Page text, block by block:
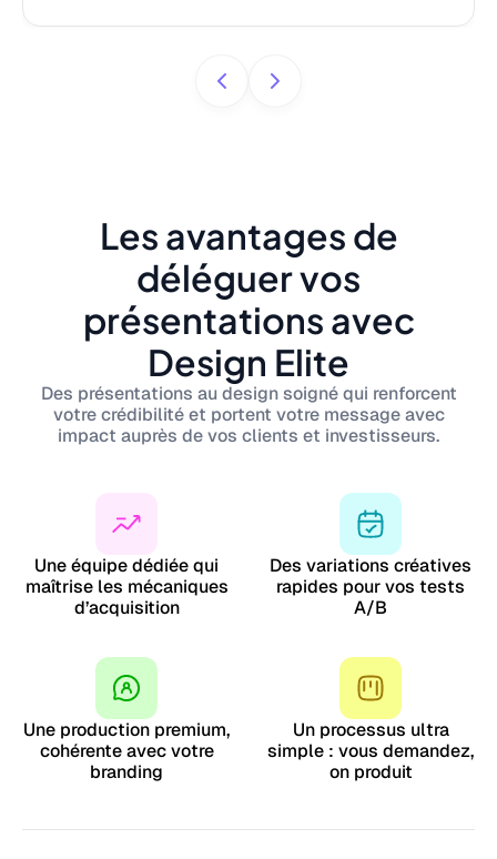
Les avantages de
déléguer vos
présentations avec
Design Elite
Des présentations au design soigné qui renforcent
votre crédibilité et portent votre message avec
impact auprès de vos clients et investisseurs.
Une équipe dédiée qui
maîtrise les mécaniques
d’acquisition
Des variations créatives
rapides pour vos tests
A/B
Une production premium,
cohérente avec votre
branding
Un processus ultra
simple : vous demandez,
on produit